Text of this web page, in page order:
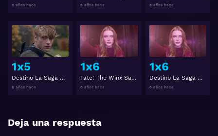
6 años hace 6 años hace 6 años hace
1x5
Destino La Saga Winx (Fate: The Winx Saga) 1x5
6 años hace
1x6
Fate: The Winx Saga 1x6
6 años hace
1x6
Destino La Saga Winx (Fate: The Winx Saga) 1x6
6 años hace
Deja una respuesta